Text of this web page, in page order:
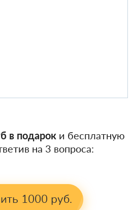
в подарок и бесплатную
на 3 вопроса:
1000 руб.